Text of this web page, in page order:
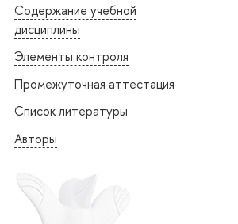
Содержание учебной
дисциплины
Элементы контроля
Промежуточная аттестация
Список литературы
Авторы